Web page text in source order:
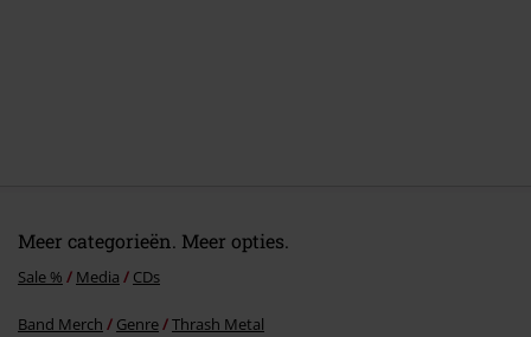
Meer categorieën. Meer opties.
Sale % Media CDs
Band Merch Genre Thrash Metal